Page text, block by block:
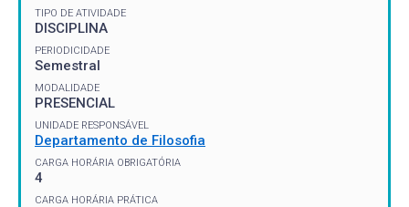
TIPO DE ATIVIDADE
DISCIPLINA
PERIODICIDADE
Semestral
MODALIDADE
PRESENCIAL
UNIDADE RESPONSÁVEL
Departamento de Filosofia
CARGA HORÁRIA OBRIGATÓRIA
4
CARGA HORÁRIA PRÁTICA